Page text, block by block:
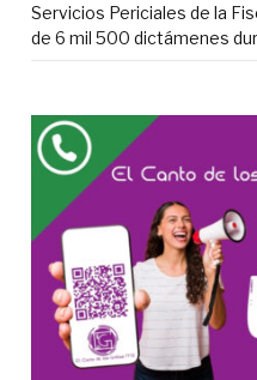
Servicios Periciales de la
de 6 mil 500 dictámenes